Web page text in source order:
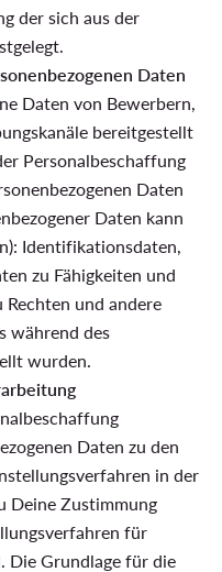
der sich aus der
Daten
Daten von Bewerbern,
bereitgestellt
Personalbeschaffung
Daten
Daten kann
Identifikationsdaten,
zu Fähigkeiten und
und andere
während des
wurden.
Daten zu den
in der
Deine Zustimmung
für
Die Grundlage für die